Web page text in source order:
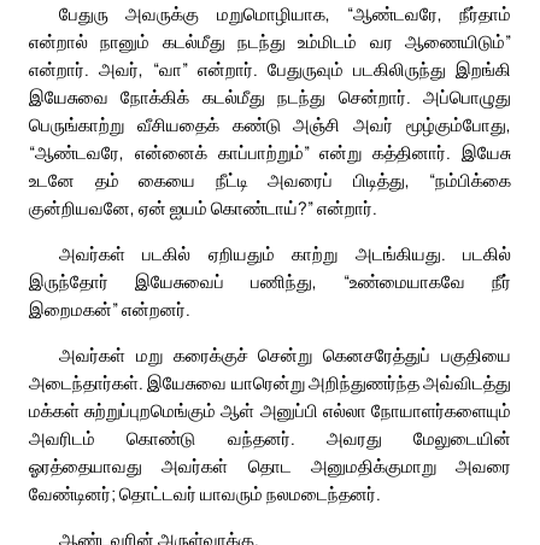
பேதுரு அவருக்கு மறுமொழியாக, “ஆண்டவரே, நீர்தாம்
என்றால் நானும் கடல்மீது நடந்து உம்மிடம் வர ஆணையிடும்”
என்றார். அவர், “வா” என்றார். பேதுருவும் படகிலிருந்து இறங்கி
இயேசுவை நோக்கிக் கடல்மீது நடந்து சென்றார். அப்பொழுது
பெருங்காற்று வீசியதைக் கண்டு அஞ்சி அவர் மூழ்கும்போது,
“ஆண்டவரே, என்னைக் காப்பாற்றும்” என்று கத்தினார். இயேசு
உடனே தம் கையை நீட்டி அவரைப் பிடித்து, “நம்பிக்கை
குன்றியவனே, ஏன் ஐயம் கொண்டாய்?” என்றார்.
அவர்கள் படகில் ஏறியதும் காற்று அடங்கியது. படகில்
இருந்தோர் இயேசுவைப் பணிந்து, “உண்மையாகவே நீர்
இறைமகன்” என்றனர்.
அவர்கள் மறு கரைக்குச் சென்று கெனசரேத்துப் பகுதியை
அடைந்தார்கள். இயேசுவை யாரென்று அறிந்துணர்ந்த அவ்விடத்து
மக்கள் சுற்றுப்புறமெங்கும் ஆள் அனுப்பி எல்லா நோயாளர்களையும்
அவரிடம் கொண்டு வந்தனர். அவரது மேலுடையின்
ஓரத்தையாவது அவர்கள் தொட அனுமதிக்குமாறு அவரை
வேண்டினர்; தொட்டவர் யாவரும் நலமடைந்தனர்.
ஆண்டவரின் அருள்வாக்கு.